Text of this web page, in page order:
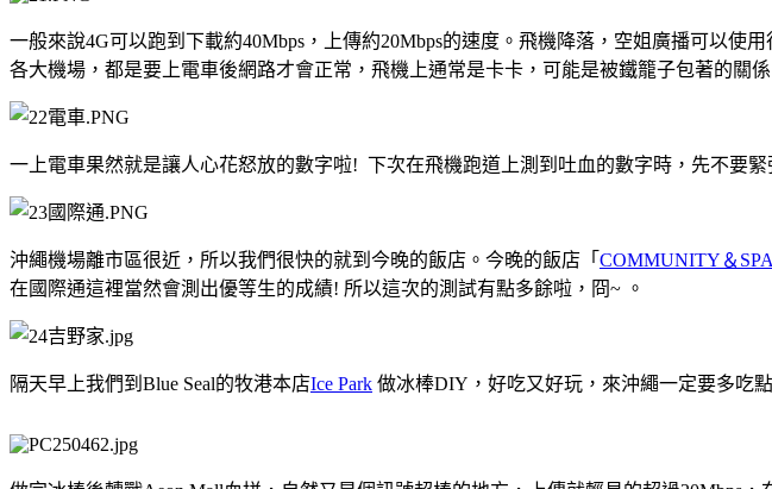
一般來說4G可以跑到下載約40Mbps，上傳約20Mbps的速度。飛機降落，空姐廣播可以
各大機場，都是要上電車後網路才會正常，飛機上通常是卡卡，可能是被鐵籠子包著的關係
一上電車果然就是讓人心花怒放的數字啦! 下次在飛機跑道上測到吐血的數字時，先不要緊
沖繩機場離市區很近，所以我們很快的就到今晚的飯店。今晚的飯店「 COMMUNITY＆
在國際通這裡當然會測出優等生的成績! 所以這次的測試有點多餘啦，冏~ 。
隔天早上我們到Blue Seal的牧港本店Ice Park 做冰棒DIY，好吃又好玩，來沖繩一定要多吃